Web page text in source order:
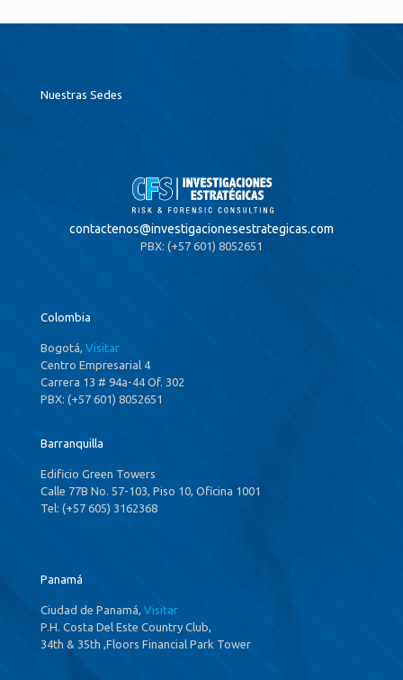
Nuestras Sedes
contactenos@investigacionesestrategicas.com
PBX: (+57 601) 8052651
Colombia
Bogotá, Visitar
Centro Empresarial 4
Carrera 13 # 94a-44 Of. 302
PBX: (+57 601) 8052651
Barranquilla
Edificio Green Towers
Calle 77B No. 57-103, Piso 10, Oficina 1001
Tel: (+57 605) 3162368
Panamá
Ciudad de Panamá, Visitar
P.H. Costa Del Este Country Club,
34th & 35th ,Floors Financial Park Tower